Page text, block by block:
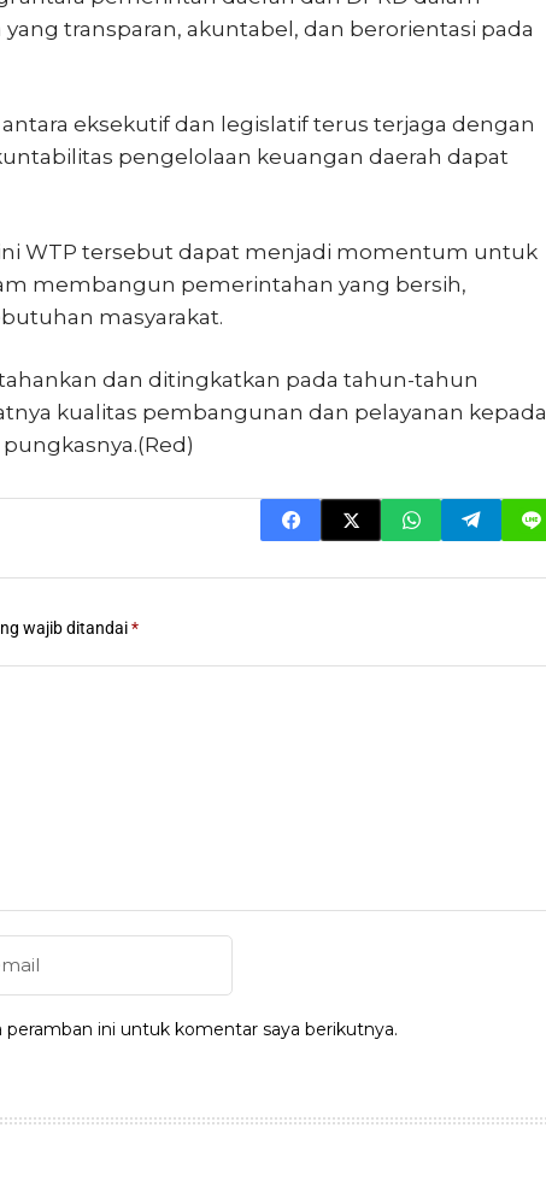
transparan, akuntabel, dan berorientasi pada
eksekutif dan legislatif terus terjaga dengan
pengelolaan keuangan daerah dapat
WTP tersebut dapat menjadi momentum untuk
membangun pemerintahan yang bersih,
masyarakat.
dan ditingkatkan pada tahun-tahun
kualitas pembangunan dan pelayanan kepada
wajib ditandai*
ini untuk komentar saya berikutnya.